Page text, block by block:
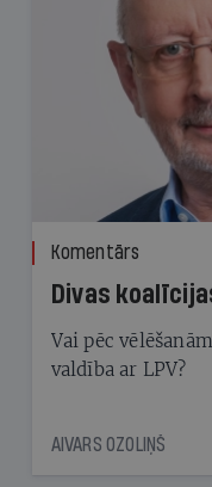
Komentārs
Divas
Vai pēc
valdība ar LPV?
AIVARS OZOLIŅŠ